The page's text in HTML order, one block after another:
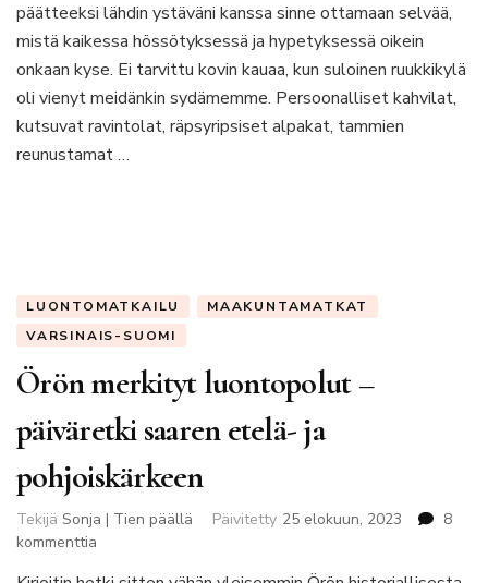
paikka
päätteeksi lähdin ystäväni kanssa sinne ottamaan selvää,
mistä kaikessa hössötyksessä ja hypetyksessä oikein
onkaan kyse. Ei tarvittu kovin kauaa, kun suloinen ruukkikylä
oli vienyt meidänkin sydämemme. Persoonalliset kahvilat,
kutsuvat ravintolat, räpsyripsiset alpakat, tammien
reunustamat …
LUONTOMATKAILU
MAAKUNTAMATKAT
VARSINAIS-SUOMI
Örön merkityt luontopolut –
päiväretki saaren etelä- ja
pohjoiskärkeen
Tekijä Sonja | Tien päällä Päivitetty 25 elokuun, 2023
8
kommenttia